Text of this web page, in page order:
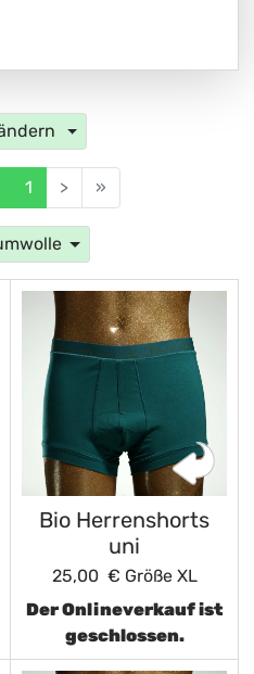
1 > »
Bio Herrenshorts
uni
25,00 € Größe XL
Der Onlineverkauf ist
geschlossen.